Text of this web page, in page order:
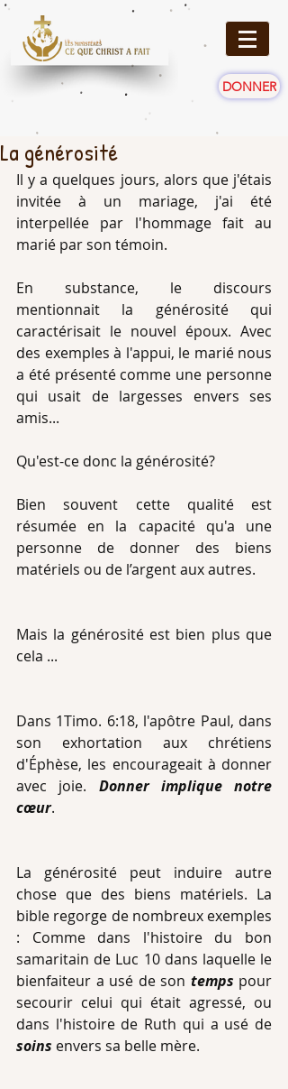
DONNER
La générosité
Il y a quelques jours, alors que j'étais
invitée à un mariage, j'ai été
interpellée par l'hommage fait au
marié par son témoin.
En substance, le discours
mentionnait la générosité qui
caractérisait le nouvel époux. Avec
des exemples à l'appui, le marié nous
a été présenté comme une personne
qui usait de largesses envers ses
amis...
Qu'est-ce donc la générosité?
Bien souvent cette qualité est
résumée en la capacité qu'a une
personne de donner des biens
matériels ou de l’argent aux autres.
Mais la générosité est bien plus que
cela ...
Dans 1Timo. 6:18, l'apôtre Paul, dans
son exhortation aux chrétiens
d'Éphèse, les encourageait à donner
avec joie. Donner implique notre
cœur.
La générosité peut induire autre
chose que des biens matériels. La
bible regorge de nombreux exemples
: Comme dans l'histoire du bon
samaritain de Luc 10 dans laquelle le
bienfaiteur a usé de son temps pour
secourir celui qui était agressé, ou
dans l'histoire de Ruth qui a usé de
soins envers sa belle mère.